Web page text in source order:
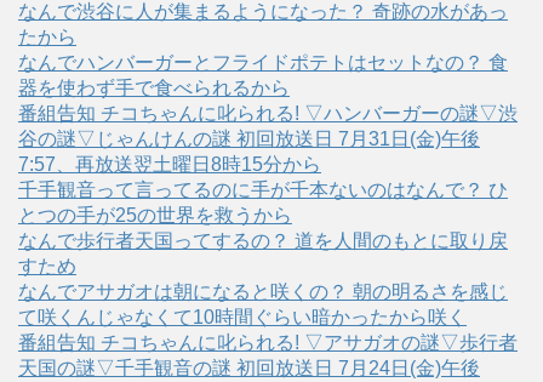
なんで渋谷に人が集まるようになった？ 奇跡の水があっ
たから
なんでハンバーガーとフライドポテトはセットなの？ 食
器を使わず手で食べられるから
番組告知 チコちゃんに叱られる! ▽ハンバーガーの謎▽渋
谷の謎▽じゃんけんの謎 初回放送日 7月31日(金)午後
7:57、再放送翌土曜日8時15分から
千手観音って言ってるのに手が千本ないのはなんで？ ひ
とつの手が25の世界を救うから
なんで歩行者天国ってするの？ 道を人間のもとに取り戻
すため
なんでアサガオは朝になると咲くの？ 朝の明るさを感じ
て咲くんじゃなくて10時間ぐらい暗かったから咲く
番組告知 チコちゃんに叱られる! ▽アサガオの謎▽歩行者
天国の謎▽千手観音の謎 初回放送日 7月24日(金)午後